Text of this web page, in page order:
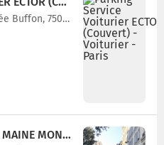
75014 Paris
PARKING HÔTEL IBIS PARIS MAINE MONTPARNASSE 14ÈME (COUVERT)